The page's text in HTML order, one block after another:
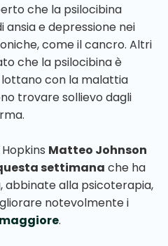
che la psilocibina
ansia e depressione nei
come il cancro. Altri
che la psilocibina è
con la malattia
trovare sollievo dagli
Matteo Johnson
settimana che ha
abbinate alla psicoterapia,
notevolmente i
.